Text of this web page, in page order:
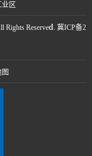
区
Reserved. 冀ICP备2